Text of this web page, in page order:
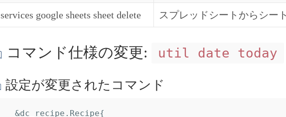
services google sheets sheet delete スプレッドシートからシー
コマンド仕様の変更: util date today
設定が変更されたコマンド